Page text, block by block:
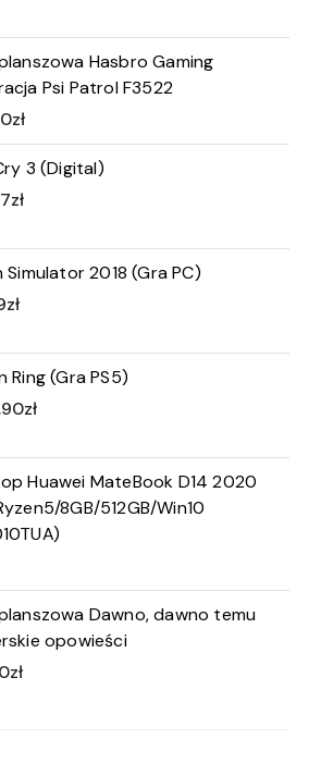
Hasbro Gaming
Psi Patrol F3522
zł
3 (Digital)
zł
Simulator 2018 (Gra PC)
zł
Ring (Gra PS5)
zł
Huawei MateBook D14 2020
8GB/512GB/Win10
Dawno, dawno temu
opowieści
zł